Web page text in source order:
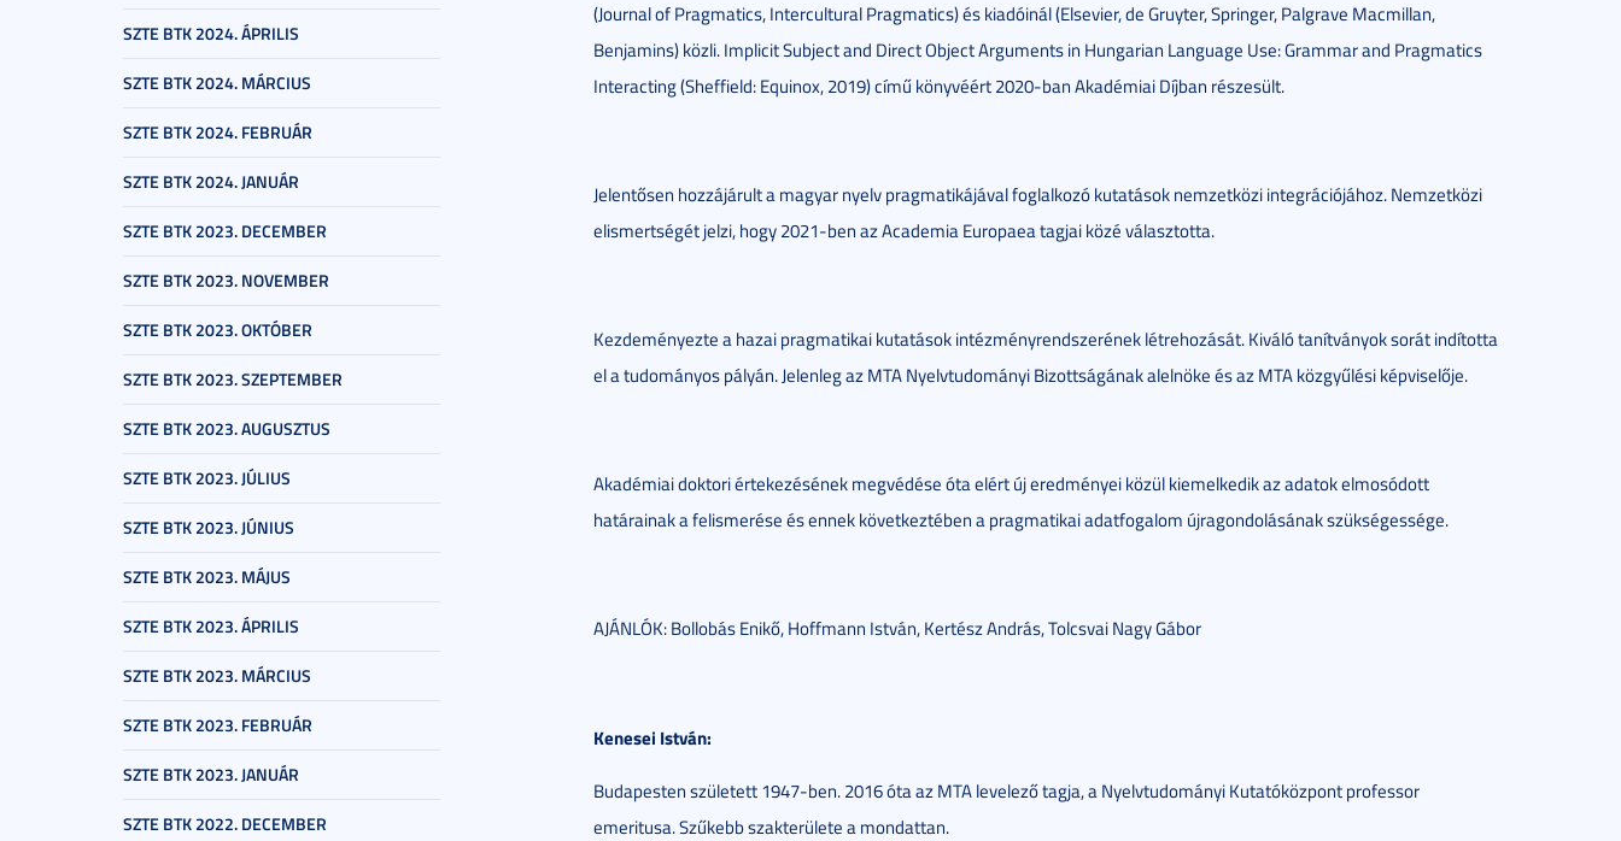
SZTE BTK 2024. ÁPRILIS
SZTE BTK 2024. MÁRCIUS
SZTE BTK 2024. FEBRUÁR
SZTE BTK 2024. JANUÁR
SZTE BTK 2023. DECEMBER
SZTE BTK 2023. NOVEMBER
SZTE BTK 2023. OKTÓBER
SZTE BTK 2023. SZEPTEMBER
SZTE BTK 2023. AUGUSZTUS
SZTE BTK 2023. JÚLIUS
SZTE BTK 2023. JÚNIUS
SZTE BTK 2023. MÁJUS
SZTE BTK 2023. ÁPRILIS
SZTE BTK 2023. MÁRCIUS
SZTE BTK 2023. FEBRUÁR
SZTE BTK 2023. JANUÁR
SZTE BTK 2022. DECEMBER
(Journal of Pragmatics, Intercultural Pragmatics) és kiadóinál (Elsevier, de Gruyter, Springer, Palgrave Macmillan,
Benjamins) közli. Implicit Subject and Direct Object Arguments in Hungarian Language Use: Grammar and Pragmatics
Interacting (Sheffield: Equinox, 2019) című könyvéért 2020-ban Akadémiai Díjban részesült.
Jelentősen hozzájárult a magyar nyelv pragmatikájával foglalkozó kutatások nemzetközi integrációjához. Nemzetközi
elismertségét jelzi, hogy 2021-ben az Academia Europaea tagjai közé választotta.
Kezdeményezte a hazai pragmatikai kutatások intézményrendszerének létrehozását. Kiváló tanítványok sorát indította
el a tudományos pályán. Jelenleg az MTA Nyelvtudományi Bizottságának alelnöke és az MTA közgyűlési képviselője.
Akadémiai doktori értekezésének megvédése óta elért új eredményei közül kiemelkedik az adatok elmosódott
határainak a felismerése és ennek következtében a pragmatikai adatfogalom újragondolásának szükségessége.
AJÁNLÓK: Bollobás Enikő, Hoffmann István, Kertész András, Tolcsvai Nagy Gábor
Kenesei István:
Budapesten született 1947-ben. 2016 óta az MTA levelező tagja, a Nyelvtudományi Kutatóközpont professor
emeritusa. Szűkebb szakterülete a mondattan.